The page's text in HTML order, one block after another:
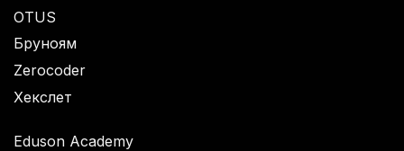
OTUS
Бруноям
Zerocoder
Хекслет
Eduson Academy